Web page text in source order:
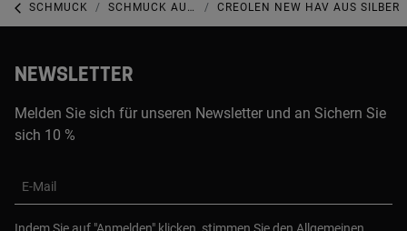
SCHMUCK SCHMUCK AUS STERLINGSILBER CREOLEN NEW HAV AUS SILBER
NEWSLETTER
Melden Sie sich für unseren Newsletter und an Sichern Sie
sich 10 %
E-Mail
Indem Sie auf "Anmelden" klicken, stimmen Sie den Allgemeinen